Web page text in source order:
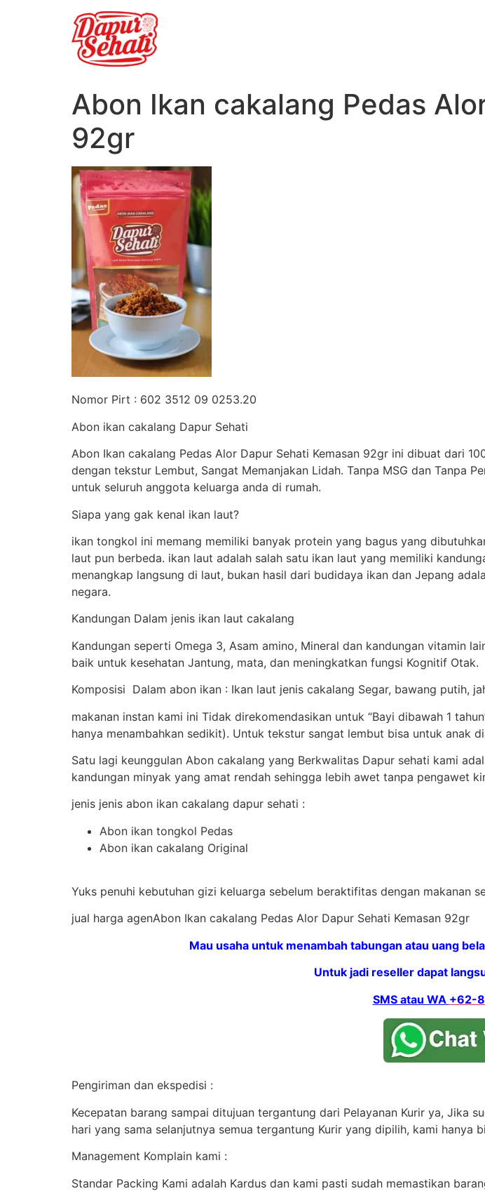
Abon Ikan cakalang Pedas
92gr
Nomor Pirt : 602 3512 09 0253.20
Abon ikan cakalang Dapur Sehati
Abon Ikan cakalang Pedas Alor Dapur Sehati Kemasan 92gr ini dibuat dari
dengan tekstur Lembut, Sangat Memanjakan Lidah. Tanpa MSG dan Tanpa
untuk seluruh anggota keluarga anda di rumah.
Siapa yang gak kenal ikan laut?
ikan tongkol ini memang memiliki banyak protein yang bagus yang
laut pun berbeda. ikan laut adalah salah satu ikan laut yang memiliki
menangkap langsung di laut, bukan hasil dari budidaya ikan dan Jepang
negara.
Kandungan Dalam jenis ikan laut cakalang
Kandungan seperti Omega 3, Asam amino, Mineral dan kandungan vitamin
baik untuk kesehatan Jantung, mata, dan meningkatkan fungsi Kognitif Otak.
Komposisi Dalam abon ikan : Ikan laut jenis cakalang Segar, bawang putih,
makanan instan kami ini Tidak direkomendasikan untuk “Bayi dibawah 1
hanya menambahkan sedikit). Untuk tekstur sangat lembut bisa untuk anak
Satu lagi keunggulan Abon cakalang yang Berkwalitas Dapur sehati kami
kandungan minyak yang amat rendah sehingga lebih awet tanpa pengawet
jenis jenis abon ikan cakalang dapur sehati :
Abon ikan tongkol Pedas
Abon ikan cakalang Original
Yuks penuhi kebutuhan gizi keluarga sebelum beraktifitas dengan makanan
jual harga agenAbon Ikan cakalang Pedas Alor Dapur Sehati Kemasan 92gr
Mau usaha untuk menambah tabungan atau uang
Untuk jadi reseller dapat
SMS atau WA +62-
Pengiriman dan ekspedisi :
Kecepatan barang sampai ditujuan tergantung dari Pelayanan Kurir ya, Jika
hari yang sama selanjutnya semua tergantung Kurir yang dipilih, kami hanya
Management Komplain kami :
Standar Packing Kami adalah Kardus dan kami pasti sudah memastikan